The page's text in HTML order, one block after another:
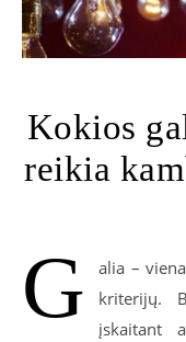
Kokios
reikia
G
alia –
kriterijų.
įskaitant